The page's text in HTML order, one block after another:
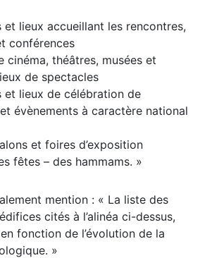
et lieux accueillant les rencontres,
conférences
cinéma, théâtres, musées et
de spectacles
et lieux de célébration de
évènements à caractère national
et foires d’exposition
fêtes – des hammams. »
mention : « La liste des
cités à l’alinéa ci-dessus,
fonction de l’évolution de la
»